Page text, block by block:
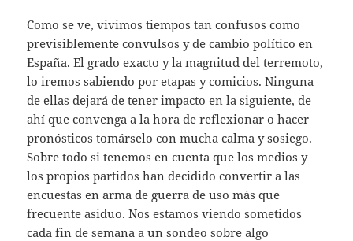
Como se ve, vivimos tiempos tan confusos como
previsiblemente convulsos y de cambio político en
España. El grado exacto y la magnitud del terremoto,
lo iremos sabiendo por etapas y comicios. Ninguna
de ellas dejará de tener impacto en la siguiente, de
ahí que convenga a la hora de reflexionar o hacer
pronósticos tomárselo con mucha calma y sosiego.
Sobre todo si tenemos en cuenta que los medios y
los propios partidos han decidido convertir a las
encuestas en arma de guerra de uso más que
frecuente asiduo. Nos estamos viendo sometidos
cada fin de semana a un sondeo sobre algo